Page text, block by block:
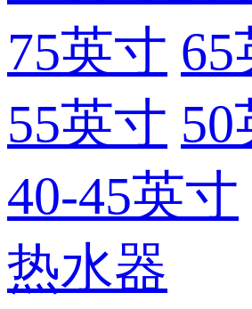
75英寸 65
55英寸 50
40-45英寸
热水器